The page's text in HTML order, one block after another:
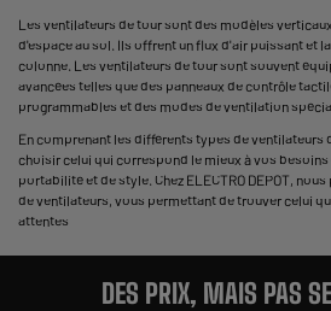
Les ventilateurs de tour sont des modèles
d'espace au sol. Ils offrent un flux d'air puissant et
colonne . Les ventilateurs de tour sont souvent
avancées telles que des panneaux de contrôle
programmables et des modes de ventilation
En comprenant les différents types de
choisir celui qui correspond le mieux à vos
portabilité et de style. Chez ELECTRO DEPOT,
de ventilateurs, vous permettant de trouver celui
attentes
DES PRIX, MAIS PAS